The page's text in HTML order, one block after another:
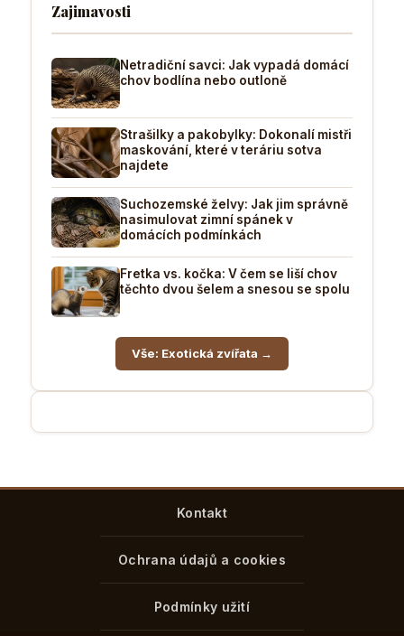
Zajimavosti
Netradiční savci: Jak vypadá domácí
chov bodlína nebo outloně
Strašilky a pakobylky: Dokonalí mistři
maskování, které v teráriu sotva
najdete
Suchozemské želvy: Jak jim správně
nasimulovat zimní spánek v
domácích podmínkách
Fretka vs. kočka: V čem se liší chov
těchto dvou šelem a snesou se spolu
Vše: Exotická zvířata →
Kontakt
Ochrana údajů a cookies
Podmínky užití